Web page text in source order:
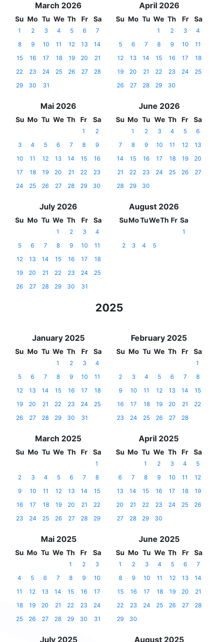
March 2026
Su Mo Tu We Th Fr Sa
1 2 3 4 5 6
7
8
9 10 11 12 13
14
15
16 17 18 19 20
21
22
23 24 25 26 27
28
29
30 31
April 2026
Su Mo Tu We Th Fr Sa
1 2 3
4
5
6 7 8 9 10
11
12
13 14 15 16 17
18
19
20 21 22 23 24
25
26
27 28 29 30
Mai 2026
Su Mo Tu We Th Fr Sa
1
2
3
4 5 6 7 8
9
10
11 12 13 14 15
16
17
18 19 20 21 22
23
24
25 26 27 28 29 30
June 2026
Su Mo Tu We Th Fr Sa
1 2 3 4 5
6
7
8 9 10 11 12
13
14
15 16 17 18 19
20
21
22 23 24 25 26
27
28
29 30
July 2026
Su Mo Tu We Th Fr Sa
1 2 3
4
5
6 7 8 9 10
11
12
13 14 15 16 17
18
19
20 21 22 23 24
25
26
27 28 29 30 31
August 2026
SuMoTuWeTh Fr Sa
1
2
3 4 5
2025
January 2025
Su Mo Tu We Th Fr Sa
1 2 3
4
5
6 7 8 9 10
11
12
13 14 15 16 17
18
19
20 21 22 23 24
25
26
27 28 29 30 31
February 2025
Su Mo Tu We Th Fr Sa
1
2
3 4 5 6 7
8
9
10 11 12 13 14
15
16
17 18 19 20 21
22
23
24 25 26 27 28
March 2025
Su Mo Tu We Th Fr Sa
1
2
3 4 5 6 7
8
9
10 11 12 13 14
15
16
17 18 19 20 21
22
23
24 25 26 27 28 29
April 2025
Su Mo Tu We Th Fr Sa
1 2 3 4
5
6
7 8 9 10 11
12
13
14 15 16 17 18
19
20
21 22 23 24 25
26
27
28 29 30
Mai 2025
Su Mo Tu We Th Fr Sa
1 2
3
4
5 6 7 8 9
10
11
12 13 14 15 16
17
18
19 20 21 22 23
24
25
26 27 28 29 30 31
June 2025
Su Mo Tu We Th Fr Sa
1 2 3 4 5 6
7
8
9 10 11 12 13
14
15
16 17 18 19 20
21
22
23 24 25 26 27
28
29
30
July 2025 August 2025